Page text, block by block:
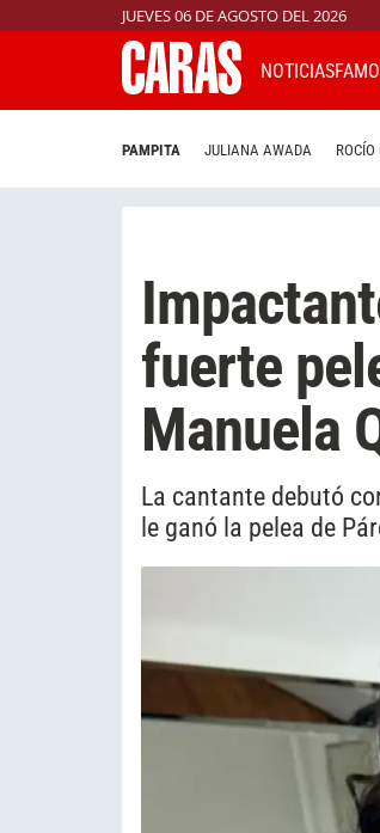
JUEVES 06 DE AGOSTO DEL 2026
NOTICIAS
PAMPITA JULIANA AWADA
fuerte
Manuela
La cantante debutó
le ganó la pelea de